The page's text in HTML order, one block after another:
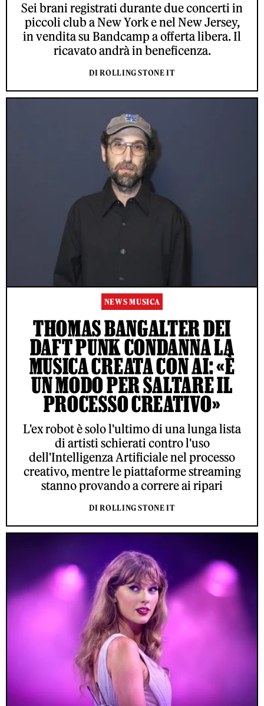
Sei brani registrati durante due concerti in
piccoli club a New York e nel New Jersey,
in vendita su Bandcamp a offerta libera. Il
ricavato andrà in beneficenza.
DI ROLLING STONE IT
NEWS MUSICA
THOMAS BANGALTER DEI
DAFT PUNK CONDANNA LA
MUSICA CREATA CON AI: «È
UN MODO PER SALTARE IL
PROCESSO CREATIVO»
L'ex robot è solo l'ultimo di una lunga lista
di artisti schierati contro l'uso
dell'Intelligenza Artificiale nel processo
creativo, mentre le piattaforme streaming
stanno provando a correre ai ripari
DI ROLLING STONE IT